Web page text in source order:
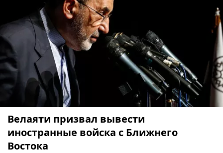
Велаяти призвал вывести
иностранные войска с Ближнего
Востока